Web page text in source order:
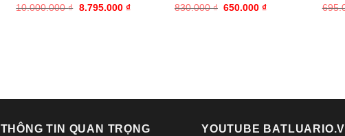
10.000.000₫ Giá
8.795.000 ₫Giá
830.000₫ Giá
650.000₫Giá
THÔNG TIN QUAN TRỌNG YOUTUBE